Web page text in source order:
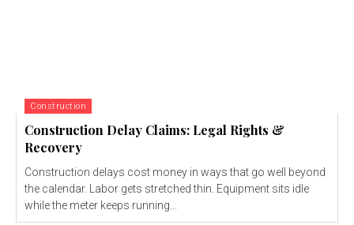
Construction
Construction Delay Claims: Legal Rights &
Recovery
Construction delays cost money in ways that go well beyond
the calendar. Labor gets stretched thin. Equipment sits idle
while the meter keeps running...